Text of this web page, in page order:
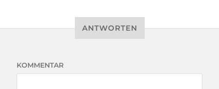
ANTWORTEN
KOMMENTAR